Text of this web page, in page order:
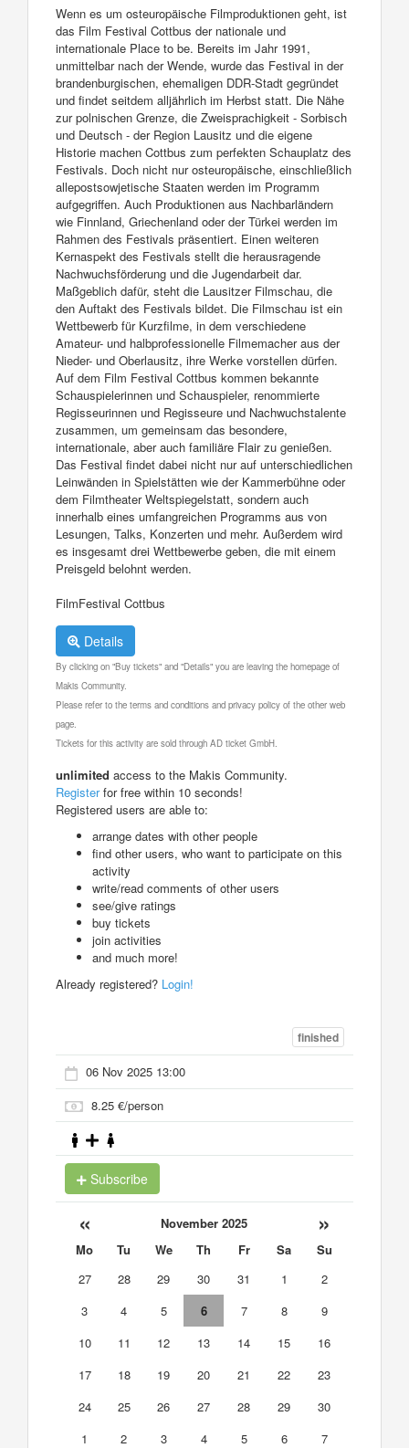
Wenn es um osteuropäische Filmproduktionen geht, ist
das Film Festival Cottbus der nationale und
internationale Place to be. Bereits im Jahr 1991,
unmittelbar nach der Wende, wurde das Festival in der
brandenburgischen, ehemaligen DDR-Stadt gegründet
und findet seitdem alljährlich im Herbst statt. Die Nähe
zur polnischen Grenze, die Zweisprachigkeit - Sorbisch
und Deutsch - der Region Lausitz und die eigene
Historie machen Cottbus zum perfekten Schauplatz des
Festivals. Doch nicht nur osteuropäische, einschließlich
allepostsowjetische Staaten werden im Programm
aufgegriffen. Auch Produktionen aus Nachbarländern
wie Finnland, Griechenland oder der Türkei werden im
Rahmen des Festivals präsentiert. Einen weiteren
Kernaspekt des Festivals stellt die herausragende
Nachwuchsförderung und die Jugendarbeit dar.
Maßgeblich dafür, steht die Lausitzer Filmschau, die
den Auftakt des Festivals bildet. Die Filmschau ist ein
Wettbewerb für Kurzfilme, in dem verschiedene
Amateur- und halbprofessionelle Filmemacher aus der
Nieder- und Oberlausitz, ihre Werke vorstellen dürfen.
Auf dem Film Festival Cottbus kommen bekannte
Schauspielerinnen und Schauspieler, renommierte
Regisseurinnen und Regisseure und Nachwuchstalente
zusammen, um gemeinsam das besondere,
internationale, aber auch familiäre Flair zu genießen.
Das Festival findet dabei nicht nur auf unterschiedlichen
Leinwänden in Spielstätten wie der Kammerbühne oder
dem Filmtheater Weltspiegelstatt, sondern auch
innerhalb eines umfangreichen Programms aus von
Lesungen, Talks, Konzerten und mehr. Außerdem wird
es insgesamt drei Wettbewerbe geben, die mit einem
Preisgeld belohnt werden.
FilmFestival Cottbus
Details
By clicking on "Buy tickets" and "Details" you are leaving the homepage of
Makis Community.
Please refer to the terms and conditions and privacy policy of the other web
page.
Tickets for this activity are sold through AD ticket GmbH.
unlimited access to the Makis Community.
Registerfor free within 10 seconds!
Registered users are able to:
arrange dates with other people
find other users, who want to participate on this
activity
write/read comments of other users
see/give ratings
buy tickets
join activities
and much more!
Already registered? Login!
finished
06 Nov 2025 13:00
8.25 €/person
Subscribe
« November 2025 »
Mo Tu We Th Fr Sa
Su
27
28 29 30 31 1
2
3
4 5 6 7 8
9
10
11 12 13 14 15
16
17
18 19 20 21 22
23
24
25 26 27 28 29
30
1
2 3 4 5 6 7